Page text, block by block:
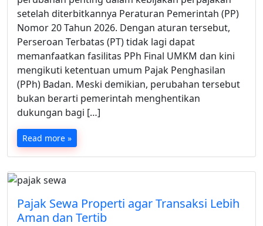
setelah diterbitkannya Peraturan Pemerintah (PP)
Nomor 20 Tahun 2026. Dengan aturan tersebut,
Perseroan Terbatas (PT) tidak lagi dapat
memanfaatkan fasilitas PPh Final UMKM dan kini
mengikuti ketentuan umum Pajak Penghasilan
(PPh) Badan. Meski demikian, perubahan tersebut
bukan berarti pemerintah menghentikan
dukungan bagi […]
Read more »
Pajak Sewa Properti agar Transaksi Lebih
Aman dan Tertib